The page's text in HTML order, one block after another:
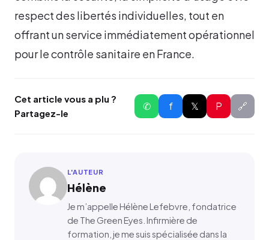
respect des libertés individuelles, tout en
offrant un service immédiatement opérationnel
pour le contrôle sanitaire en France.
Cet article vous a plu ?
Partagez-le
✆ f 𝕏 P 🔗
L'AUTEUR
Hélène
Je m’appelle Hélène Lefebvre, fondatrice
de The Green Eyes. Infirmière de
formation, je me suis spécialisée dans la